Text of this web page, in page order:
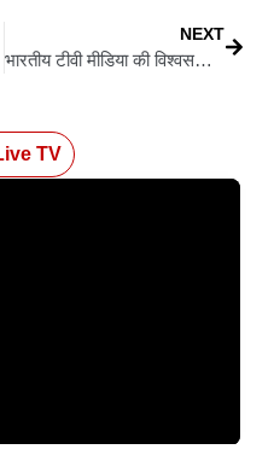
NEXT
भारतीय टीवी मीडिया की विश्वसनीयता पर सवाल — वॉशिंगटन पोस्ट की रिपोर्ट ने खोली पोल
TV